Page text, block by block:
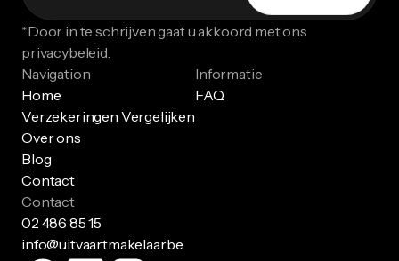
*Door in te schrijven gaat u akkoord met ons
privacybeleid.
Navigation
Home
Verzekeringen Vergelijken
Over ons
Blog
Contact
Informatie
FAQ
Contact
02 486 85 15
info@uitvaartmakelaar.be